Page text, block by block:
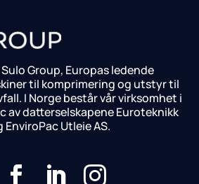
Sulo Group, Europas ledende
til komprimering og utstyr til
I Norge består vår virksomhet i
av datterselskapene Euroteknikk
EnviroPac Utleie AS.
  